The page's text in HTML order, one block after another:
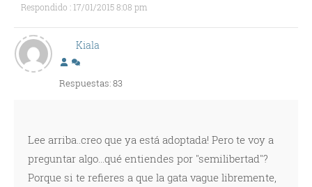
Respondido : 17/01/2015 8:08 pm
Kiala
Respuestas: 83
Lee arriba..creo que ya está adoptada! Pero te voy a
preguntar algo...qué entiendes por "semilibertad"?
Porque si te refieres a que la gata vague libremente,